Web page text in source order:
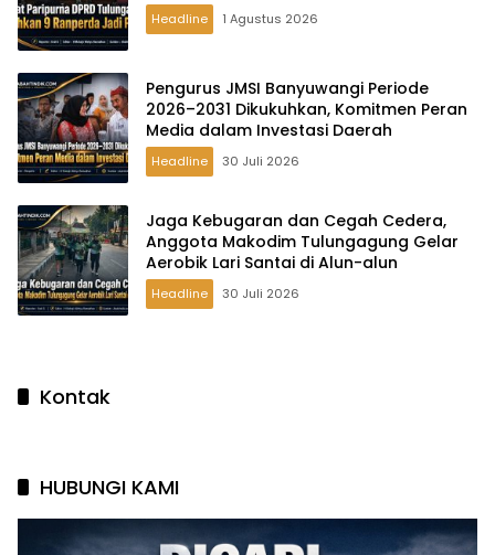
Headline 1 Agustus 2026
Pengurus JMSI Banyuwangi Periode
2026–2031 Dikukuhkan, Komitmen Peran
Media dalam Investasi Daerah
Headline 30 Juli 2026
Jaga Kebugaran dan Cegah Cedera,
Anggota Makodim Tulungagung Gelar
Aerobik Lari Santai di Alun-alun
Headline 30 Juli 2026
Kontak
HUBUNGI KAMI